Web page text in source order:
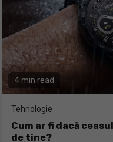
4 min read
Tehnologie
Cum ar fi dacă
de tine?